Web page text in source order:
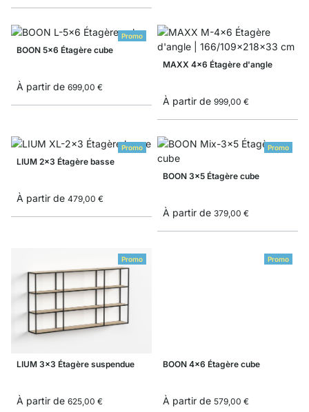
Promo
BOON 5x6 Étagère cube
À partir de 699,00 €
MAXX 4x6 Étagère d'angle
À partir de 999,00 €
Promo
LIUM 2x3 Étagère basse
À partir de 479,00 €
Promo
BOON 3x5 Étagère cube
À partir de 379,00 €
Promo
LIUM 3x3 Étagère suspendue
À partir de 625,00 €
Promo
BOON 4x6 Étagère cube
À partir de 579,00 €